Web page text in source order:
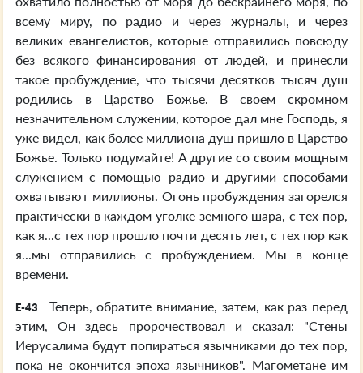
всему миру, по радио и через журналы, и через
великих евангелистов, которые отправились повсюду
без всякого финансирования от людей, и принесли
такое пробуждение, что тысячи десятков тысяч душ
родились в Царство Божье. В своем скромном
незначительном служении, которое дал мне Господь, я
уже видел, как более миллиона душ пришло в Царство
Божье. Только подумайте! А другие со своим мощным
служением с помощью радио и другими способами
охватывают миллионы. Огонь пробуждения загорелся
практически в каждом уголке земного шара, с тех пор,
как я...с тех пор прошло почти десять лет, с тех пор как
я...мы отправились с пробуждением. Мы в конце
времени.
E-43
Теперь, обратите внимание, затем, как раз перед
этим, Он здесь пророчествовал и сказал: "Стены
Иерусалима будут попираться язычниками до тех пор,
пока не окончится эпоха язычников". Магометане им